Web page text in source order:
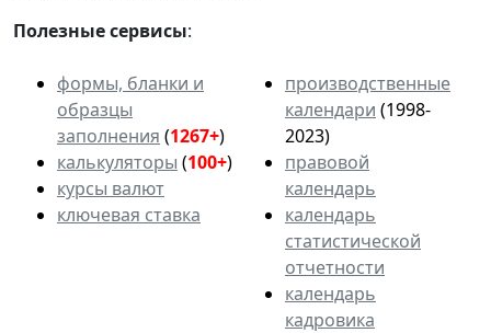
Полезные сервисы:
формы, бланки и
образцы
заполнения (1267+)
калькуляторы (100+)
курсы валют
ключевая ставка
производственные
календари (1998-
2023)
правовой
календарь
календарь
статистической
отчетности
календарь
кадровика